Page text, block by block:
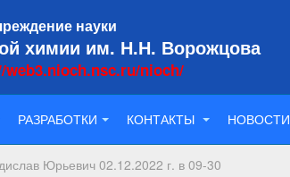
науки
химии им. Н.Н. Ворожцова
nioch/
РАЗРАБОТКИ КОНТАКТЫ НОВОСТИ
Юрьевич 02.12.2022 г. в 09-30